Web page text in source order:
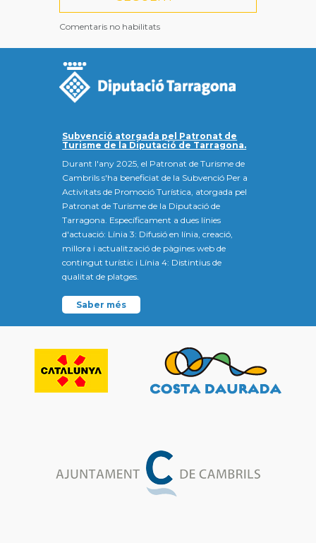
Comentaris no habilitats
Subvenció atorgada pel Patronat de
Turisme de la Diputació de Tarragona.
Durant l'any 2025, el Patronat de Turisme de
Cambrils s'ha beneficiat de la Subvenció Per a
Activitats de Promoció Turística, atorgada pel
Patronat de Turisme de la Diputació de
Tarragona. Específicament a dues línies
d'actuació: Línia 3: Difusió en línia, creació,
millora i actualització de pàgines web de
contingut turístic i Línia 4: Distintius de
qualitat de platges.
Saber més